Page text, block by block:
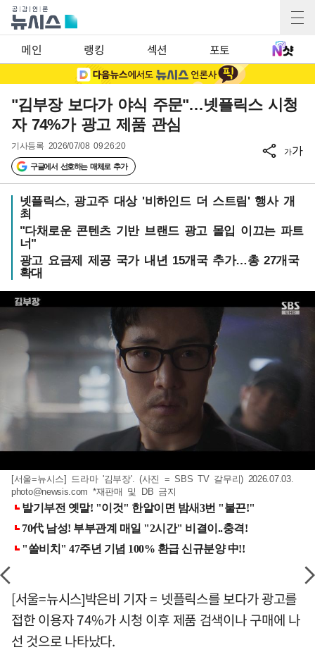
메인 랭킹 섹션 포토
"김부장 보다가 야식 주문"…넷플릭스 시청
자 74%가 광고 제품 관심
기사등록 2026/07/08 09:26:20
구글에서 선호하는 매체로 추가
가가
넷플릭스, 광고주 대상 '비하인드 더 스트림' 행사 개
최
"다채로운 콘텐츠 기반 브랜드 광고 몰입 이끄는 파트
너"
광고 요금제 제공 국가 내년 15개국 추가…총 27개국
확대
[서울=뉴시스] 드라마 '김부장'. (사진 = SBS TV 갈무리) 2026.07.03.
photo@newsis.com *재판매 및 DB 금지
[서울=뉴시스]박은비 기자 = 넷플릭스를 보다가 광고를
접한 이용자 74%가 시청 이후 제품 검색이나 구매에 나
선 것으로 나타났다.